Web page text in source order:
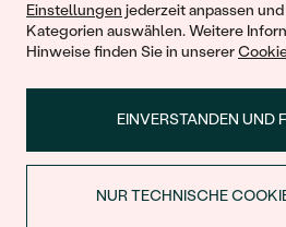
Einstellungen jederzeit anpassen
Kategorien auswählen. Weitere
Hinweise finden Sie in unserer
EINVERSTANDEN UND
NUR TECHNISCHE